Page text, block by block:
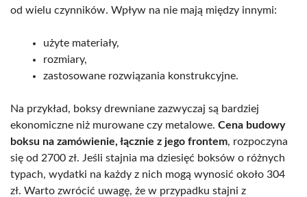
od wielu czynników. Wpływ na nie mają między innymi:
użyte materiały,
rozmiary,
zastosowane rozwiązania konstrukcyjne.
Na przykład, boksy drewniane zazwyczaj są bardziej
ekonomiczne niż murowane czy metalowe. Cena budowy
boksu na zamówienie, łącznie z jego frontem, rozpoczyna
się od 2700 zł. Jeśli stajnia ma dziesięć boksów o różnych
typach, wydatki na każdy z nich mogą wynosić około 304
zł. Warto zwrócić uwagę, że w przypadku stajni z